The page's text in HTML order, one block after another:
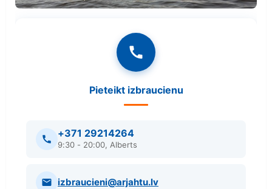
Pieteikt izbraucienu
+371 29214264
9:30 - 20:00, Alberts
izbraucieni@arjahtu.lv